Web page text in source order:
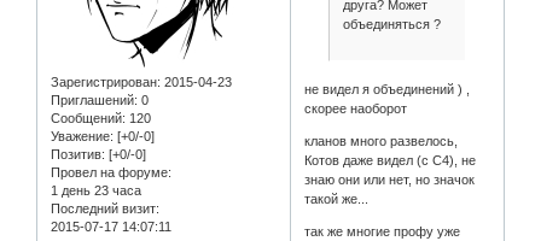
Зарегистрирован: 2015-04-23
Приглашений: 0
Сообщений: 120
Уважение: [+0/-0]
Позитив: [+0/-0]
Провел на форуме:
1 день 23 часа
Последний визит:
2015-07-17 14:07:11
друга? Может
объединяться ?
не видел я объединений ) ,
скорее наоборот
кланов много развелось,
Котов даже видел (с С4), не
знаю они или нет, но значок
такой же...
так же многие профу уже